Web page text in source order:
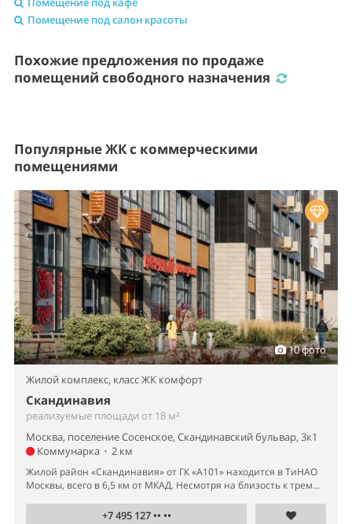
Помещение под салон красоты
Похожие предложения по продаже
помещений свободного назначения
Популярные ЖК с коммерческими
помещениями
10 фото
Жилой комплекс, класс ЖК комфорт
Скандинавия
реализуемые площади от 18 м²
Москва, поселение Сосенское, Скандинавский бульвар, 3к1
Коммунарка • 2 км
Жилой район «Скандинавия» от ГК «А101» находится в ТиНАО
Москвы, всего в 6,5 км от МКАД. Несмотря на близость к трем...
+7 495 127 •• ••